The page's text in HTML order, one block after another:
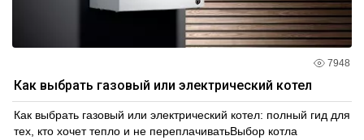
7948
Как выбрать газовый или электрический котел
Как выбрать газовый или электрический котел: полный гид для
тех, кто хочет тепло и не переплачиватьВыбор котла